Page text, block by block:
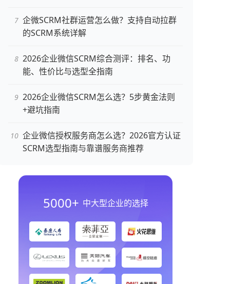
企微SCRM社群运营怎么做？支持自动拉群
的SCRM系统详解
2026企业微信SCRM综合测评：排名、功
能、性价比与选型全指南
2026企业微信SCRM怎么选？5步黄金法则
+避坑指南
企业微信授权服务商怎么选？2026官方认证
SCRM选型指南与靠谱服务商推荐
5000+ 中大型企业的选择